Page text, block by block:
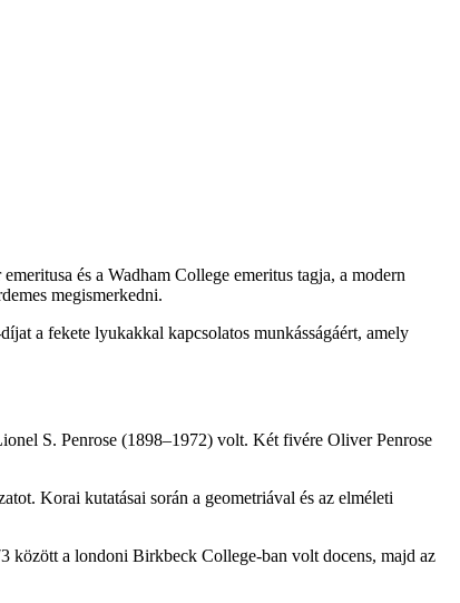
és a Wadham College emeritus tagja, a modern
megismerkedni.
a fekete lyukakkal kapcsolatos munkásságáért, amely
S. Penrose (1898–1972) volt. Két fivére Oliver Penrose
Korai kutatásai során a geometriával és az elméleti
között a londoni Birkbeck College-ban volt docens, majd az